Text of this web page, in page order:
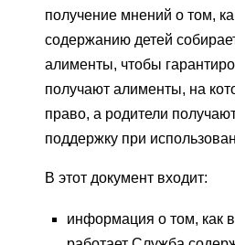
получение мнений о том,
содержанию детей
алименты, чтобы
получают алименты, на
право, а родители
поддержку при
В этот документ входит:
информация о том, как